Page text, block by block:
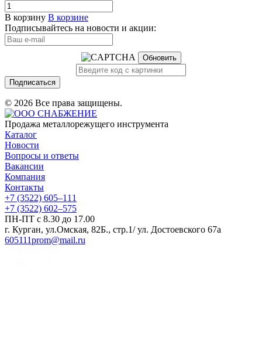
В корзину В корзине
Подписывайтесь на новости и акции:
Обновить
Подписаться
© 2026 Все права защищены.
Продажа металлорежущего инструмента
Каталог
Новости
Вопросы и ответы
Вакансии
Компания
Контакты
+7 (3522) 605‒111
+7 (3522) 602‒575
ПН-ПТ с 8.30 до 17.00
г. Курган, ул.Омская, 82Б., стр.1/ ул. Достоевского 67а
605111prom@mail.ru